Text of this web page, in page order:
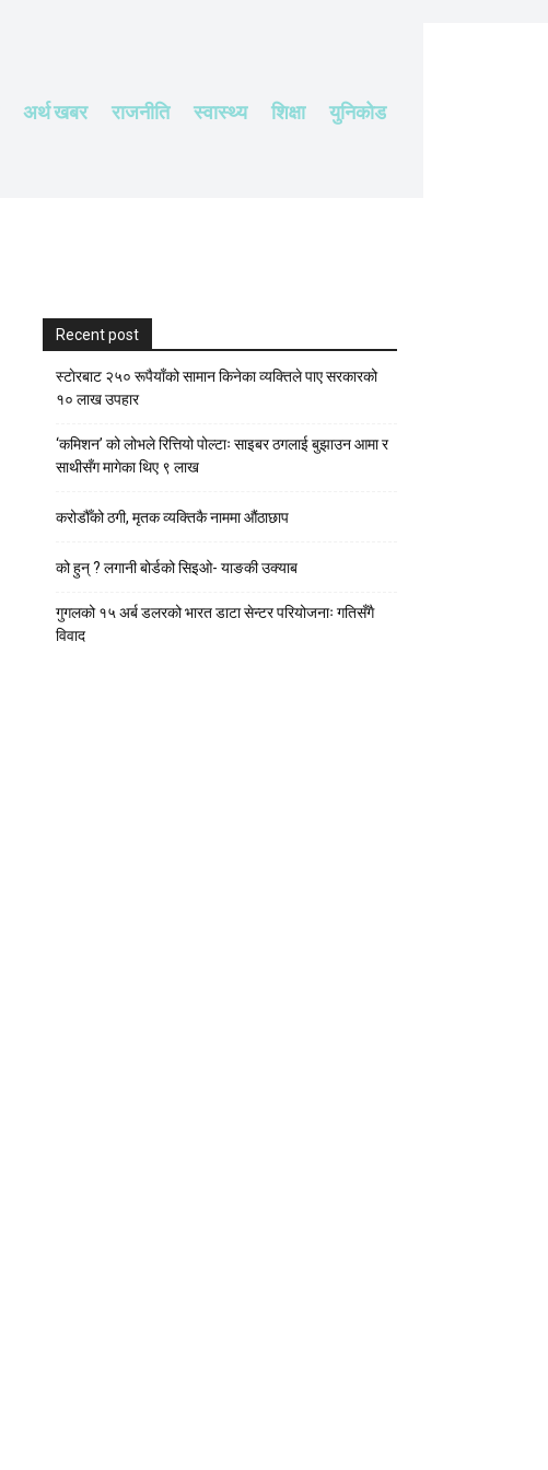
अर्थ खबर राजनीति स्वास्थ्य शिक्षा युनिकोड
Recent post
स्टाेरबाट २५० रूपैयाँको सामान किनेका व्यक्तिले पाए सरकारको
१० लाख उपहार
‘कमिशन’ को लोभले रित्तियो पोल्टाः साइबर ठगलाई बुझाउन आमा र
साथीसँग मागेका थिए ९ लाख
करोडौँको ठगी, मृतक व्यक्तिकै नाममा औंठाछाप
को हुन् ? लगानी बोर्डको सिइओ- याङकी उक्याब
गुगलको १५ अर्ब डलरको भारत डाटा सेन्टर परियोजनाः गतिसँगै
विवाद